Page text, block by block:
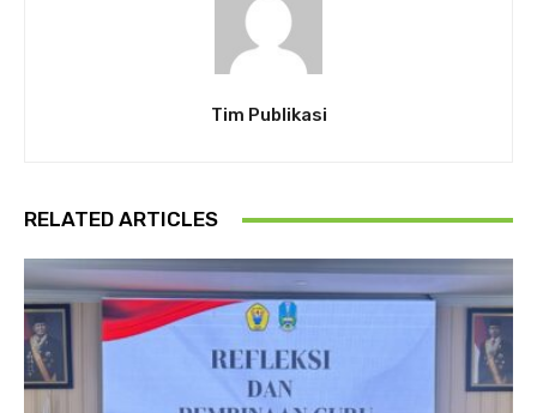
Tim Publikasi
RELATED ARTICLES